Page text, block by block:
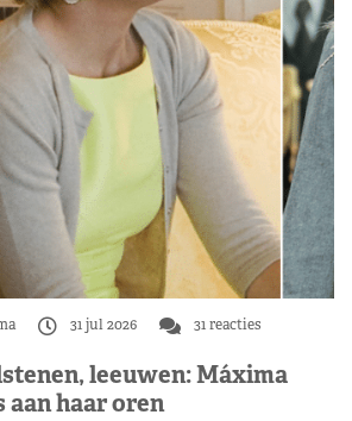
31 jul 2026 31 reacties
leeuwen: Máxima
aan haar oren